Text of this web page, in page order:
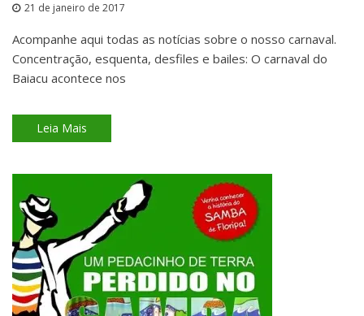
21 de janeiro de 2017
Acompanhe aqui todas as notícias sobre o nosso carnaval.
Concentração, esquenta, desfiles e bailes: O carnaval do
Baiacu acontece nos
Leia Mais